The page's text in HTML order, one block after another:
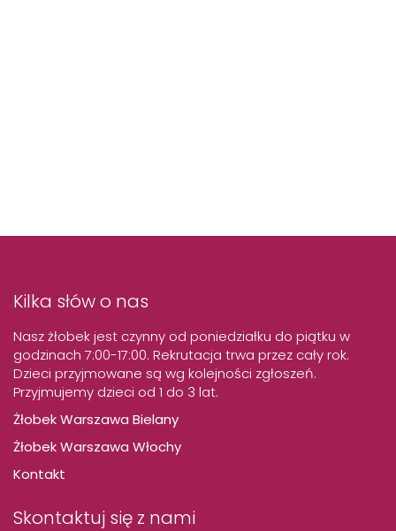
Kilka słów o nas
Nasz żłobek jest czynny od poniedziałku do piątku w
godzinach 7:00-17:00. Rekrutacja trwa przez cały rok.
Dzieci przyjmowane są wg kolejności zgłoszeń.
Przyjmujemy dzieci od 1 do 3 lat.
Żłobek Warszawa Bielany
Żłobek Warszawa Włochy
Kontakt
Skontaktuj się z nami